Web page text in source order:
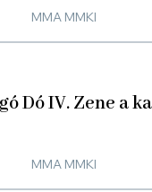
MMA MMKI
Dó IV. Zene a
MMA MMKI